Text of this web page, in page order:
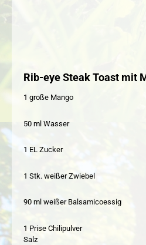
Rib-eye Steak Toast mit
1 große Mango
50 ml Wasser
1 EL Zucker
1 Stk. weißer Zwiebel
90 ml weißer Balsamicoessig
1 Prise Chilipulver
Salz